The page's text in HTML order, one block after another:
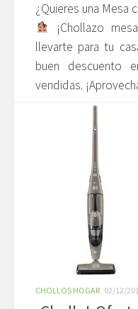
¿Quieres una Mesa
¡Chollazo
llevarte para tu
buen descuento
vendidas.
CHOLLOS HOGAR 02/12/